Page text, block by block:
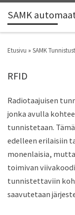
SAMK
Etusivu » SAMK
RFID
Radiotaajuisen
jonka avulla
tunnistetaan.
edelleen erilaisiin
monenlaisia,
toimivan
tunnistettaviin
saavutetaan